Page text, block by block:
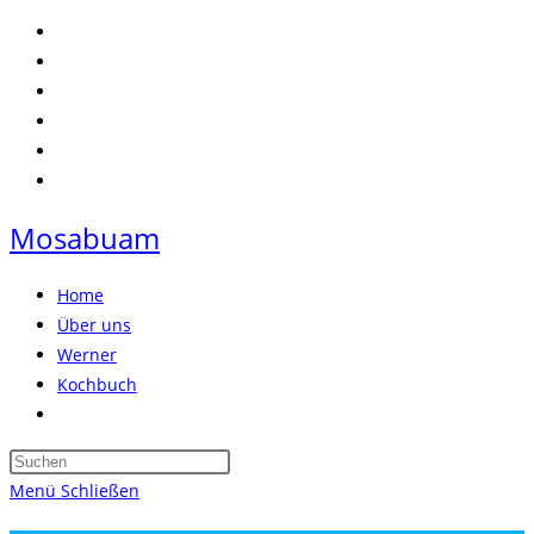
Zum
Inhalt
springen
Mosabuam
Home
Über uns
Werner
Kochbuch
umschalten
Press
Menü Schließen